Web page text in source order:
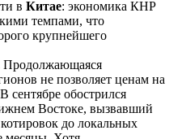
в Китае: экономика КНР
темпами, что
крупнейшего
Продолжающаяся
не позволяет ценам на
сентябре обострился
Востоке, вызвавший
до локальных